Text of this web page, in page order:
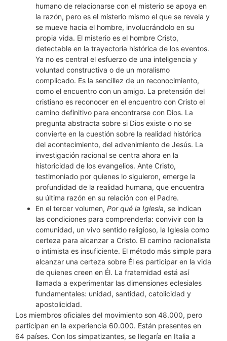
humano de relacionarse con el misterio se apoya en
la razón, pero es el misterio mismo el que se revela y
se mueve hacia el hombre, involucrándolo en su
propia vida. El misterio es el hombre Cristo,
detectable en la trayectoria histórica de los eventos.
Ya no es central el esfuerzo de una inteligencia y
voluntad constructiva o de un moralismo
complicado. Es la sencillez de un reconocimiento,
como el encuentro con un amigo. La pretensión del
cristiano es reconocer en el encuentro con Cristo el
camino definitivo para encontrarse con Dios. La
pregunta abstracta sobre si Dios existe o no se
convierte en la cuestión sobre la realidad histórica
del acontecimiento, del advenimiento de Jesús. La
investigación racional se centra ahora en la
historicidad de los evangelios. Ante Cristo,
testimoniado por quienes lo siguieron, emerge la
profundidad de la realidad humana, que encuentra
su última razón en su relación con el Padre.
En el tercer volumen, Por qué la Iglesia, se indican
las condiciones para comprenderla: convivir con la
comunidad, un vivo sentido religioso, la Iglesia como
certeza para alcanzar a Cristo. El camino racionalista
o intimista es insuficiente. El método más simple para
alcanzar una certeza sobre Él es participar en la vida
de quienes creen en Él. La fraternidad está así
llamada a experimentar las dimensiones eclesiales
fundamentales: unidad, santidad, catolicidad y
apostolicidad.
Los miembros oficiales del movimiento son 48.000, pero
participan en la experiencia 60.000. Están presentes en
64 países. Con los simpatizantes, se llegaría en Italia a